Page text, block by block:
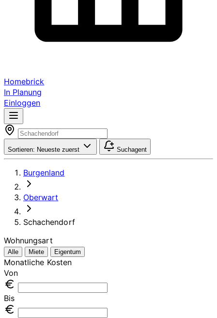
Homebrick
In Planung
Einloggen
Sortieren: Neueste zuerst Suchagent
Burgenland
Oberwart
Schachendorf
Wohnungsart
Alle Miete Eigentum
Monatliche Kosten
Von
Bis